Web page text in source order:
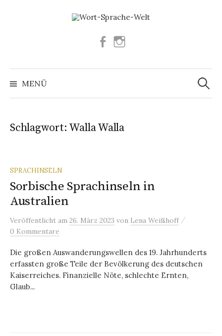
Facebook
MENÜ
Suchen
nach:
Schlagwort: Walla Walla
SPRACHINSELN
Sorbische Sprachinseln in
Australien
Veröffentlicht am 26. März 2023 von Lena Weißhoff /
0 Kommentare
Die großen Auswanderungswellen des 19. Jahrhunderts
erfassten große Teile der Bevölkerung des deutschen
Kaiserreiches. Finanzielle Nöte, schlechte Ernten,
Glaub...